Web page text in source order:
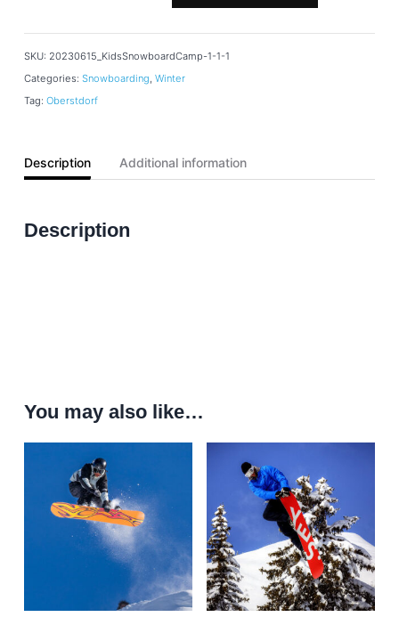
lessons
Nebelhorn
quantity
SKU: 20230615_KidsSnowboardCamp-1-1-1
Categories: Snowboarding, Winter
Tag: Oberstdorf
Description Additional information
Description
You may also like…